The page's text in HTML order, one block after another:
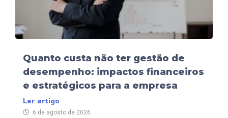
Quanto custa não ter gestão de
desempenho: impactos financeiros
e estratégicos para a empresa
Ler artigo
6 de agosto de 2026